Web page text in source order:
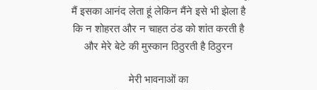
मैं इसका आनंद लेता हूं लेकिन मैंने इसे भी झेला है
कि न शोहरत और न चाहत ठंड को शांत करती है
और मेरे बेटे की मुस्कान ठिठुरती है ठिठुरन
मेरी भावनाओं का